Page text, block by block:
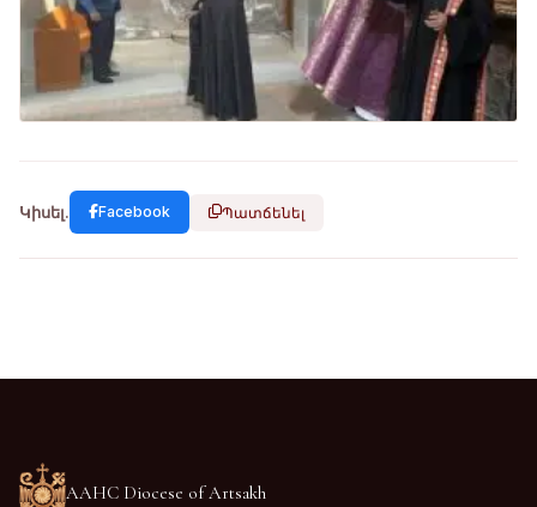
Կիսել. Facebook Պատճենել
AAHC Diocese of Artsakh